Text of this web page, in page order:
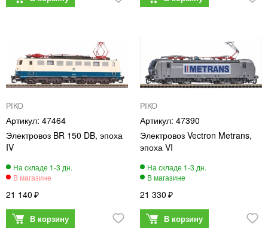
PIKO
47464
Электровоз BR 150 DB, эпоха
IV
21 140
PIKO
47390
Электровоз Vectron Metrans,
эпоха VI
21 330